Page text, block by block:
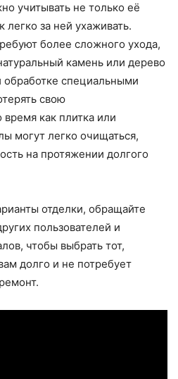
учитывать не только её
легко за ней ухаживать.
более сложного ухода,
камень или дерево
обработке специальными
свою
время как плитка или
могут легко очищаться,
на протяжении долгого
отделки, обращайте
пользователей и
чтобы выбрать тот,
долго и не потребует